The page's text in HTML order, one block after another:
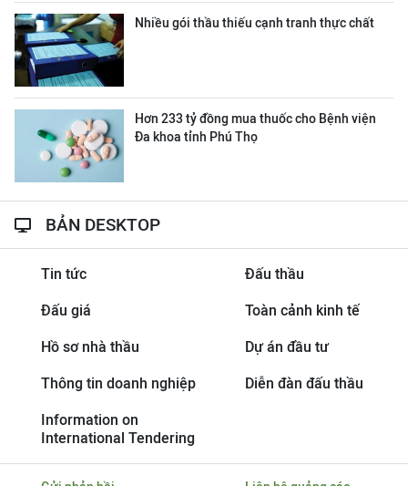
Nhiều gói thầu thiếu cạnh tranh thực chất
Hơn 233 tỷ đồng mua thuốc cho Bệnh viện
Đa khoa tỉnh Phú Thọ
BẢN DESKTOP
Tin tức Đấu thầu
Đấu giá Toàn cảnh kinh tế
Hồ sơ nhà thầu Dự án đầu tư
Thông tin doanh nghiệp Diễn đàn đấu thầu
Information on
International Tendering